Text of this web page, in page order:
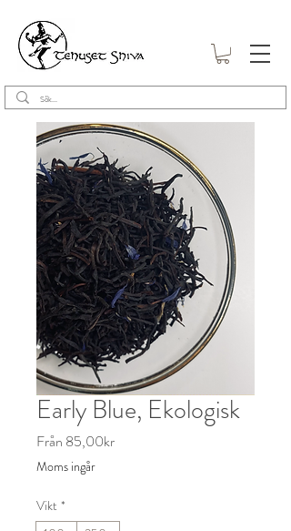
Early Blue, Ekologisk
Från 85,00krReapris
Moms ingår
Vikt *